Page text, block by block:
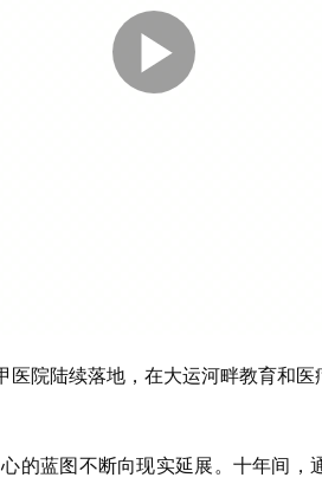
医院陆续落地，在大运河畔教育和
的蓝图不断向现实延展。十年间